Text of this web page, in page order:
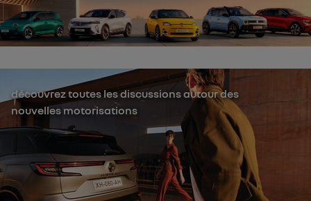
découvrez toutes les discussions autour des
nouvelles motorisations